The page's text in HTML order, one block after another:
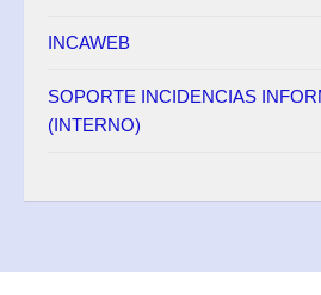
INCAWEB
SOPORTE INCIDENCIAS
(INTERNO)